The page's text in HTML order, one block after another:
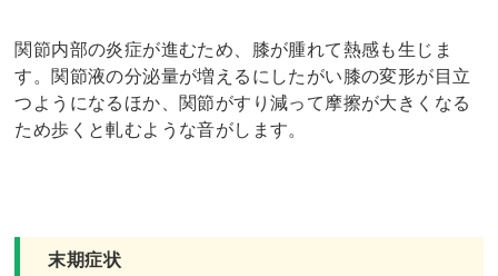
関節内部の炎症が進むため、膝が腫れて熱感も生じま
す。関節液の分泌量が増えるにしたがい膝の変形が目立
つようになるほか、関節がすり減って摩擦が大きくなる
ため歩くと軋むような音がします。
末期症状